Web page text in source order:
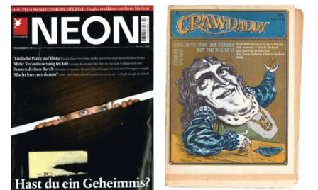
NEON – OKTOBER
2008
Crawdaddy – June/11/72